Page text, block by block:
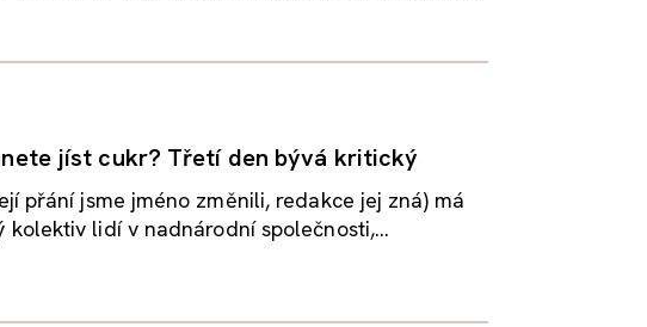
jíst cukr? Třetí den bývá kritický
přání jsme jméno změnili, redakce jej zná) má
kolektiv lidí v nadnárodní společnosti,...